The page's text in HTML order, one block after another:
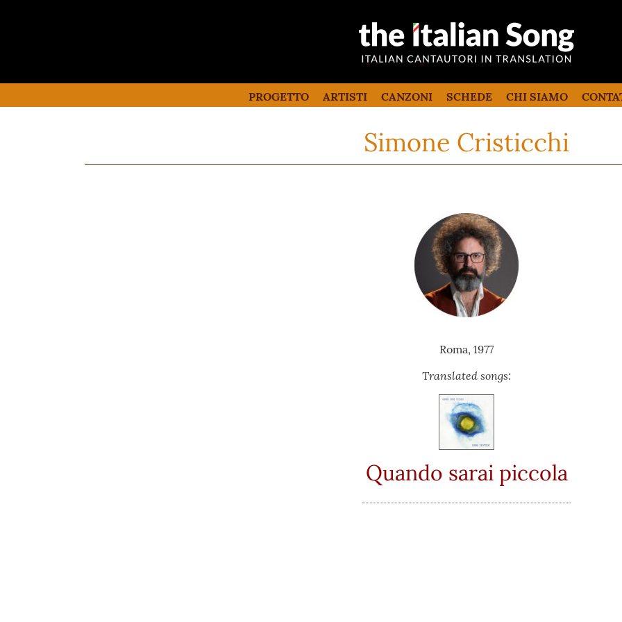
the italian song
PROGETTO ARTISTI CANZONI SCHEDE CHI SIAMO
Simone Cristicchi
Roma, 1977
Translated songs:
Quando sarai piccola